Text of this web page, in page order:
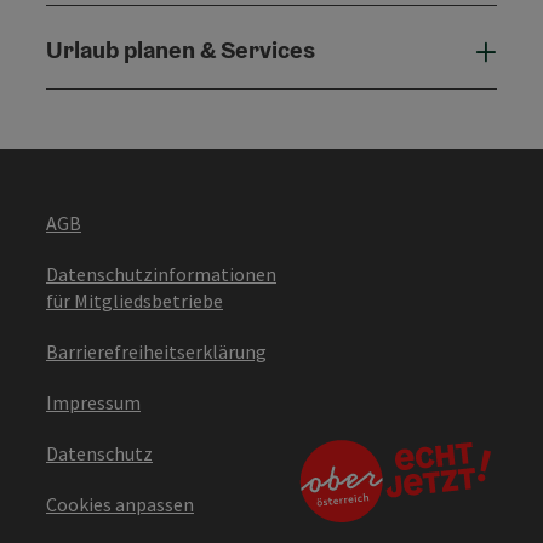
Urlaub planen & Services
AGB
Datenschutzinformationen
für Mitgliedsbetriebe
Barrierefreiheitserklärung
Impressum
Datenschutz
Cookies anpassen